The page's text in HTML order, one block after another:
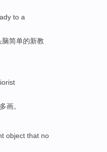
to a
脑简单的新教
画。
object that no